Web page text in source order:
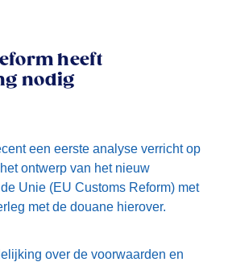
heeft
nodig
een eerste analyse verricht op
ontwerp van het nieuw
Unie (EU Customs Reform) met
met de douane hierover.
over de voorwaarden en